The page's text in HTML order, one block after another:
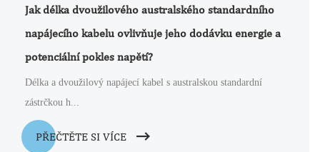
Jak délka dvoužilového australského standardního
napájecího kabelu ovlivňuje jeho dodávku energie a
potenciální pokles napětí?
Délka a dvoužilový napájecí kabel s australskou standardní
zástrčkou h...
PŘEČTĚTE SI VÍCE